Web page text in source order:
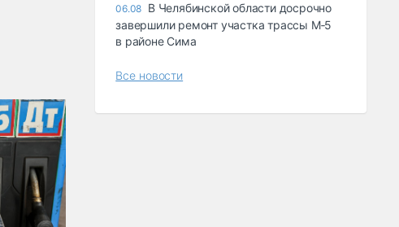
06.08 В Челябинской области досрочно
завершили ремонт участка трассы М‑5
в районе Сима
Все новости